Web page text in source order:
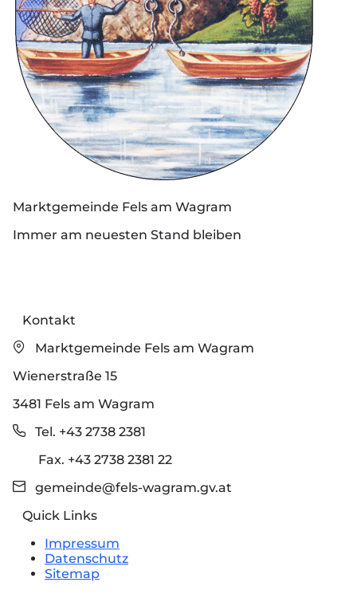
Marktgemeinde Fels am Wagram
Immer am neuesten Stand bleiben
Kontakt
Marktgemeinde Fels am Wagram
Wienerstraße 15
3481 Fels am Wagram
Tel. +43 2738 2381
Fax. +43 2738 2381 22
gemeinde@fels-wagram.gv.at
Quick Links
Impressum
Datenschutz
Sitemap